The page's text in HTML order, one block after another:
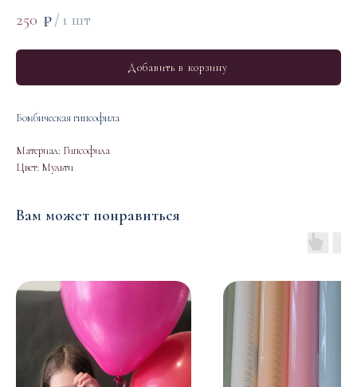
250 ₽/ 1 шт
Добавить в корзину
Бомбическая гипсофила
Материал: Гипсофила
Цвет: Мульти
Вам может понравиться